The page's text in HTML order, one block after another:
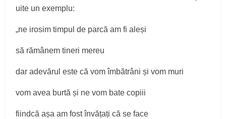
uite un exemplu:
„ne irosim timpul de parcă am fi aleși
să rămânem tineri mereu
dar adevărul este că vom îmbătrâni și vom muri
vom avea burtă și ne vom bate copiii
fiindcă așa am fost învățați că se face